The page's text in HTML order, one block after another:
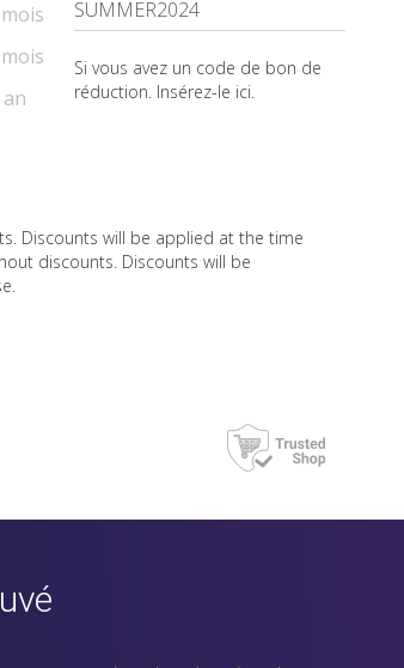
Si vous avez un code de bon de
réduction. Insérez-le ici.
Discounts will be applied at the time
discounts. Discounts will be